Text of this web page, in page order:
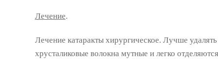
Лечение.
Лечение катаракты хирургическое. Лучше удалять
хрусталиковые волокна мутные и легко